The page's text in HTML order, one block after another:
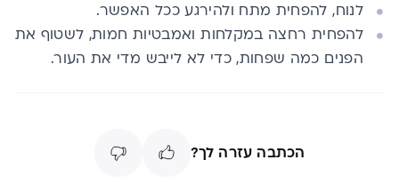
לנוח, להפחית מתח ולהירגע ככל האפשר.
להפחית רחצה במקלחות ואמבטיות חמות, לשטוף את
הפנים כמה שפחות, כדי לא לייבש מדי את העור.
הכתבה עזרה לך?